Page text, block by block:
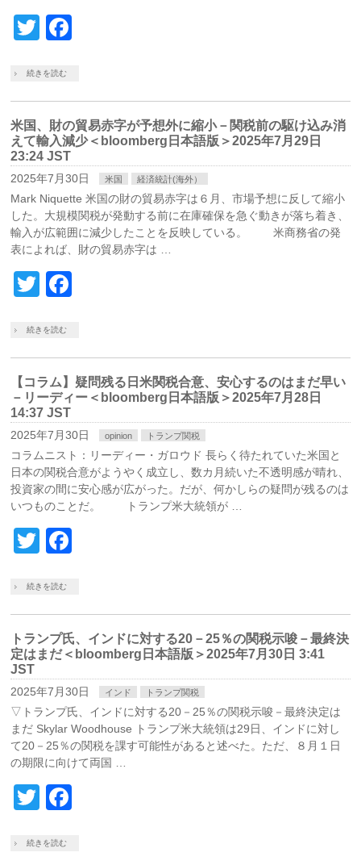
Twitter
続きを読む
米国、財の貿易赤字が予想外に縮小－関税前の駆け込み消
えて輸入減少＜bloomberg日本語版＞2025年7月29日
23:24 JST
2025年7月30日 米国 経済統計(海外）
Mark Niquette 米国の財の貿易赤字は６月、市場予想に反して縮小
した。大規模関税が発動する前に在庫確保を急ぐ動きが落ち着き、
輸入が広範囲に減少したことを反映している。 米商務省の発
表によれば、財の貿易赤字は …
Twitter
続きを読む
【コラム】疑問残る日米関税合意、安心するのはまだ早い
－リーディー＜bloomberg日本語版＞2025年7月28日
14:37 JST
2025年7月30日 opinion トランプ関税
コラムニスト：リーディー・ガロウド 長らく待たれていた米国と
日本の関税合意がようやく成立し、数カ月続いた不透明感が晴れ、
投資家の間に安心感が広がった。だが、何かしらの疑問が残るのは
いつものことだ。 トランプ米大統領が …
Twitter
続きを読む
トランプ氏、インドに対する20－25％の関税示唆－最終決
定はまだ＜bloomberg日本語版＞2025年7月30日 3:41
JST
2025年7月30日 インド トランプ関税
▽トランプ氏、インドに対する20－25％の関税示唆－最終決定は
まだ Skylar Woodhouse トランプ米大統領は29日、インドに対し
て20－25％の関税を課す可能性があると述べた。ただ、８月１日
の期限に向けて両国 …
Twitter
続きを読む